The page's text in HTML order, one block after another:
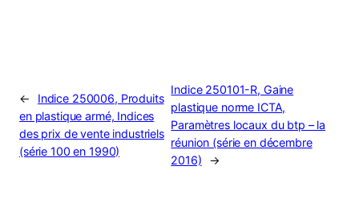
←
Indice 250006, Produits
en plastique armé, Indices
des prix de vente industriels
(série 100 en 1990)
Indice 250101-R, Gaine
plastique norme ICTA,
Paramètres locaux du btp – la
réunion (série en décembre
2016)
→